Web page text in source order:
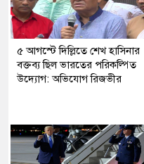
৫ আগস্টে দিল্লিতে শেখ হাসিনার
বক্তব্য ছিল ভারতের পরিকল্পিত
উদ্যোগ: অভিযোগ রিজভীর